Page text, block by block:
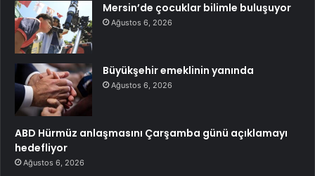
Mersin’de çocuklar bilimle buluşuyor
Ağustos 6, 2026
Büyükşehir emeklinin yanında
Ağustos 6, 2026
ABD Hürmüz anlaşmasını Çarşamba günü açıklamayı
hedefliyor
Ağustos 6, 2026